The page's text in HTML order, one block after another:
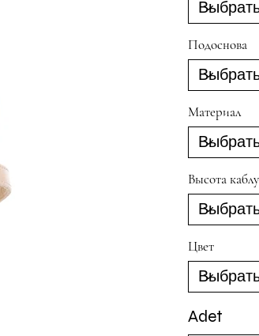
Подоснова
Материал
Высота
Цвет
Adet